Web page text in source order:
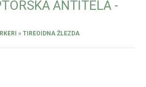
ANTITELA -
» TIREOIDNA ŽLEZDA